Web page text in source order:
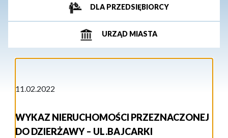
DLA PRZEDSIĘBIORCY
URZĄD MIASTA
11.02.2022
WYKAZ NIERUCHOMOŚCI PRZEZNACZONEJ
DO DZIERŻAWY – UL.BAJCARKI